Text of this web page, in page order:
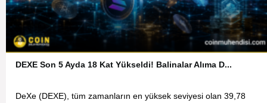
DEXE Son 5 Ayda 18 Kat Yükseldi! Balinalar Alıma D...
DeXe (DEXE), tüm zamanların en yüksek seviyesi olan 39,78